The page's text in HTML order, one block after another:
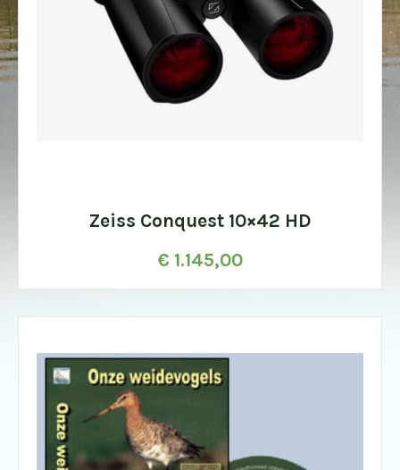
Zeiss Conquest 10×42 HD
€ 1.145,00